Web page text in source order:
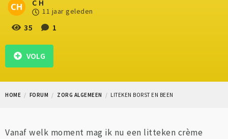
C H
11 jaar geleden
35 1
VOLG
HOME FORUM ZORG ALGEMEEN LITEKEN BORST EN BEEN
Vanaf welk moment mag ik nu een litteken crème